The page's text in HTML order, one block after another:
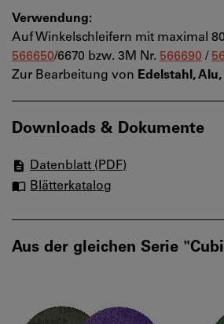
Verwendung:
Auf Winkelschleifern mit maximal
566650/6670 bzw. 3M Nr. 566690 /
Zur Bearbeitung von Edelstahl, Alu,
Downloads & Dokumente
Datenblatt (PDF)
Blätterkatalog
Aus der gleichen Serie